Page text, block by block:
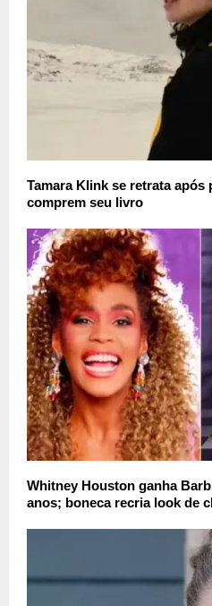
Tamara Klink se retrata após
comprem seu livro
Whitney Houston ganha
anos; boneca recria look de